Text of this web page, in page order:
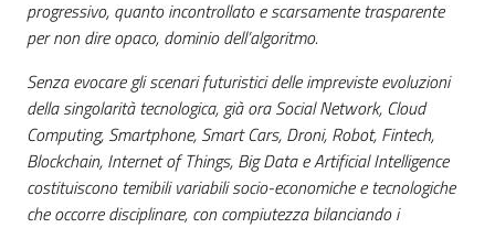
progressivo, quanto incontrollato e scarsamente trasparente
per non dire opaco, dominio dell’algoritmo.
Senza evocare gli scenari futuristici delle impreviste evoluzioni
della singolarità tecnologica, già ora Social Network, Cloud
Computing, Smartphone, Smart Cars, Droni, Robot, Fintech,
Blockchain, Internet of Things, Big Data e Artificial Intelligence
costituiscono temibili variabili socio-economiche e tecnologiche
che occorre disciplinare, con compiutezza bilanciando i